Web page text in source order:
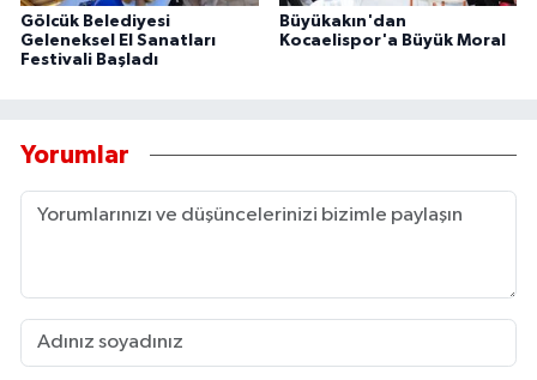
Gölcük Belediyesi
Geleneksel El Sanatları
Festivali Başladı
Büyükakın'dan
Kocaelispor'a Büyük Moral
Yorumlar